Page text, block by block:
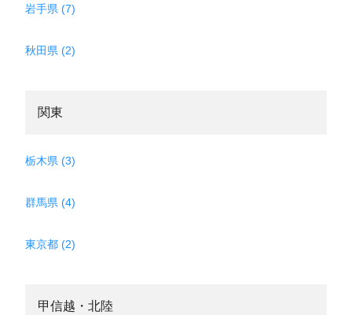
岩手県 (7)
秋田県 (2)
関東
栃木県 (3)
群馬県 (4)
東京都 (2)
甲信越・北陸